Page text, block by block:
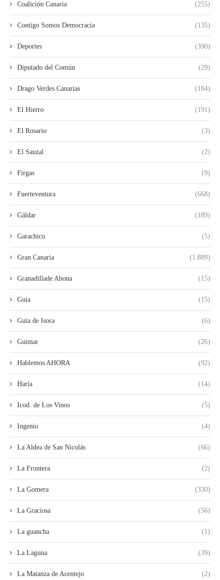
Coalición Canaria (255)
Contigo Somos Democracia (135)
Deportes (390)
Diputado del Común (29)
Drago Verdes Canarias (184)
El Hierro (191)
El Rosario (3)
El Sauzal (2)
Firgas (9)
Fuerteventura (668)
Gáldar (189)
Garachico (5)
Gran Canaria (1.889)
Granadillade Abona (15)
Guia (15)
Guia de Isora (6)
Guimar (26)
Hablemos AHORA (92)
Haría (14)
Icod. de Los Vinos (5)
Ingenio (4)
La Aldea de San Nicolás (66)
La Frontera (2)
La Gomera (330)
La Graciosa (56)
La guancha (1)
La Laguna (39)
La Matanza de Acentejo (2)